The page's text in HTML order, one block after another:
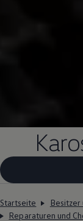
Startseite Besitzer
Reparaturen und